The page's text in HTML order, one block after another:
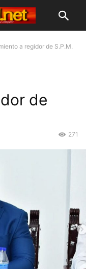
a regidor de S.P.M.
de
271